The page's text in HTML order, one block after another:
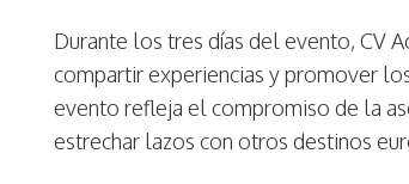
Durante los tres días del evento, CV
compartir experiencias y promover
evento refleja el compromiso de la
estrechar lazos con otros destinos